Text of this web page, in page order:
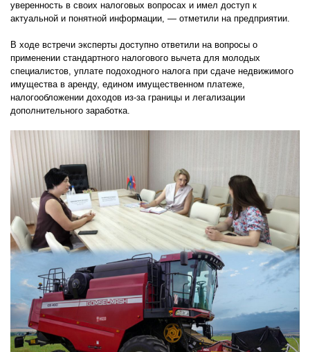
уверенность в своих налоговых вопросах и имел доступ к
актуальной и понятной информации, — отметили на предприятии.
В ходе встречи эксперты доступно ответили на вопросы о
применении стандартного налогового вычета для молодых
специалистов, уплате подоходного налога при сдаче недвижимого
имущества в аренду, едином имущественном платеже,
налогообложении доходов из-за границы и легализации
дополнительного заработка.